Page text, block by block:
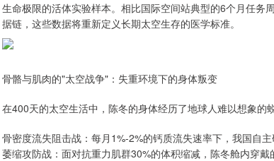
生命极限的活体实验样本。相比国际空间站典型的6个月任务
据链，这些数据将重新定义长期太空生存的医学标准。
骨骼与肌肉的"太空战争"：失重环境下的身体叛变
在400天的太空生活中，陈冬的身体经历了地球人难以想象的
骨密度流失阻击战：每月1%-2%的钙质流失速率下，我国自
萎缩攻防战：面对抗重力肌群30%的体积缩减，陈冬舱内穿